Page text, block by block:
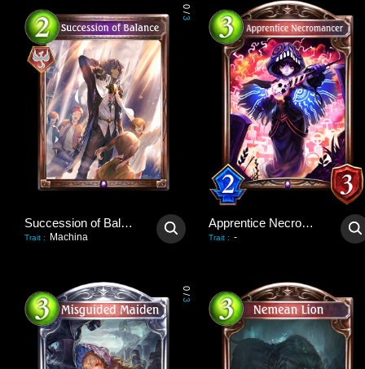
0
/
3
Succession of Balance
Trait : Machina
Apprentice Necromancer
Trait : -
0
/
3